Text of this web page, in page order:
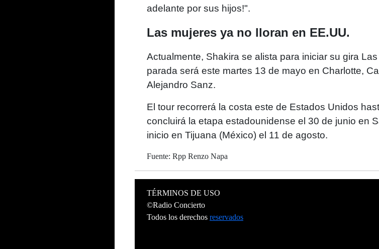
adelante por sus hijos!".
Las mujeres ya no lloran en EE.UU.
Actualmente, Shakira se alista para iniciar su gira
parada será este martes 13 de mayo en Charlotte,
Alejandro Sanz.
El tour recorrerá la costa este de Estados Unidos
concluirá la etapa estadounidense el 30 de junio en
inicio en Tijuana (México) el 11 de agosto.
Fuente: Rpp Renzo Napa
TÉRMINOS DE USO
©Radio Concierto
Todos los derechos reservados